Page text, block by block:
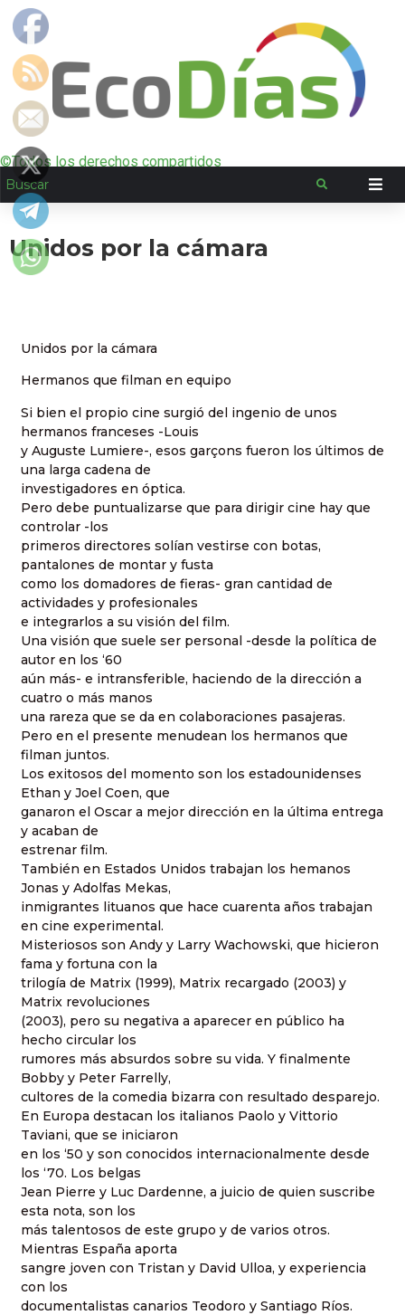
©Todos los derechos compartidos
Unidos por la cámara
Unidos por la cámara
Hermanos que filman en equipo
Si bien el propio cine surgió del ingenio de unos
hermanos franceses -Louis
y Auguste Lumiere-, esos garçons fueron los últimos de
una larga cadena de
investigadores en óptica.
Pero debe puntualizarse que para dirigir cine hay que
controlar -los
primeros directores solían vestirse con botas,
pantalones de montar y fusta
como los domadores de fieras- gran cantidad de
actividades y profesionales
e integrarlos a su visión del film.
Una visión que suele ser personal -desde la política de
autor en los ‘60
aún más- e intransferible, haciendo de la dirección a
cuatro o más manos
una rareza que se da en colaboraciones pasajeras.
Pero en el presente menudean los hermanos que
filman juntos.
Los exitosos del momento son los estadounidenses
Ethan y Joel Coen, que
ganaron el Oscar a mejor dirección en la última entrega
y acaban de
estrenar film.
También en Estados Unidos trabajan los hemanos
Jonas y Adolfas Mekas,
inmigrantes lituanos que hace cuarenta años trabajan
en cine experimental.
Misteriosos son Andy y Larry Wachowski, que hicieron
fama y fortuna con la
trilogía de Matrix (1999), Matrix recargado (2003) y
Matrix revoluciones
(2003), pero su negativa a aparecer en público ha
hecho circular los
rumores más absurdos sobre su vida. Y finalmente
Bobby y Peter Farrelly,
cultores de la comedia bizarra con resultado desparejo.
En Europa destacan los italianos Paolo y Vittorio
Taviani, que se iniciaron
en los ‘50 y son conocidos internacionalmente desde
los ‘70. Los belgas
Jean Pierre y Luc Dardenne, a juicio de quien suscribe
esta nota, son los
más talentosos de este grupo y de varios otros.
Mientras España aporta
sangre joven con Tristan y David Ulloa, y experiencia
con los
documentalistas canarios Teodoro y Santiago Ríos.